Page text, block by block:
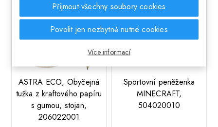
ASTRA ECO, Obyčejná
tužka z kraftového papíru
s gumou, stojan,
206022001
Sportovní peněženka
MINECRAFT,
504020010
Přijmout všechny soubory cookies
Povolit jen nezbytně nutné cookies
Více informací